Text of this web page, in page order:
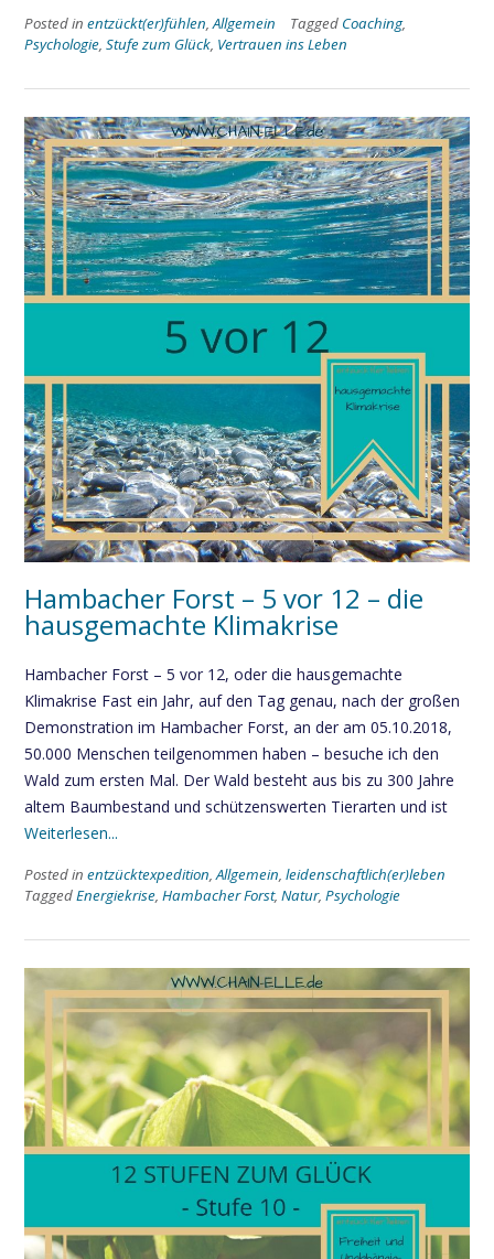
Posted in entzückt(er)fühlen,Allgemein Tagged Coaching,
Psychologie, Stufe zum Glück, Vertrauen ins Leben
Hambacher Forst – 5 vor 12 – die
hausgemachte Klimakrise
Hambacher Forst – 5 vor 12, oder die hausgemachte
Klimakrise Fast ein Jahr, auf den Tag genau, nach der großen
Demonstration im Hambacher Forst, an der am 05.10.2018,
50.000 Menschen teilgenommen haben – besuche ich den
Wald zum ersten Mal. Der Wald besteht aus bis zu 300 Jahre
altem Baumbestand und schützenswerten Tierarten und ist
Weiterlesen...
Posted in entzücktexpedition,Allgemein, leidenschaftlich(er)leben
TaggedEnergiekrise, Hambacher Forst, Natur, Psychologie